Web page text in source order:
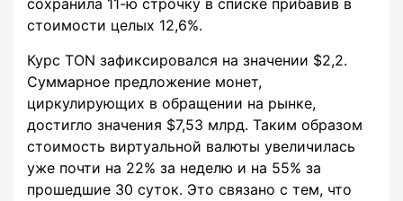
сохранила 11-ю строчку в списке прибавив в
стоимости целых 12,6%.
Курс TON зафиксировался на значении $2,2.
Суммарное предложение монет,
циркулирующих в обращении на рынке,
достигло значения $7,53 млрд. Таким образом
стоимость виртуальной валюты увеличилась
уже почти на 22% за неделю и на 55% за
прошедшие 30 суток. Это связано с тем, что